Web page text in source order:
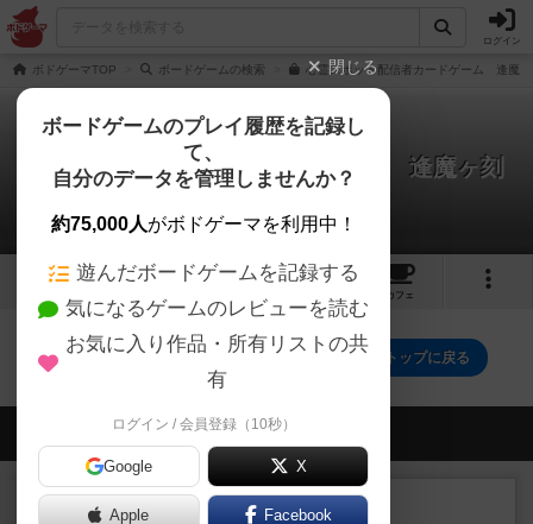
ログイン
ボドゲーマTOP ボードゲームの検索 心霊スポット配信者カードゲーム 逢魔
心霊スポット配信者カードゲーム 逢魔ヶ刻
0件の戦略やコツ
5 1 2
カフェ
心霊スポット配信者カードゲーム 逢魔ヶ刻のトップに戻る
会員の新しい投稿
レビュー
閉じる
ボードゲームのプレイ履歴を記録し
て、
自分のデータを管理しませんか？
約75,000人がボドゲーマを利用中！
遊んだボードゲームを記録する
気になるゲームのレビューを読む
お気に入り作品・所有リストの共
有
ログイン / 会員登録（10秒）
Google X
Apple Facebook